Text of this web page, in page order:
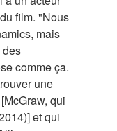
film. "Nous
mais
des
comme ça.
une
qui
et qui